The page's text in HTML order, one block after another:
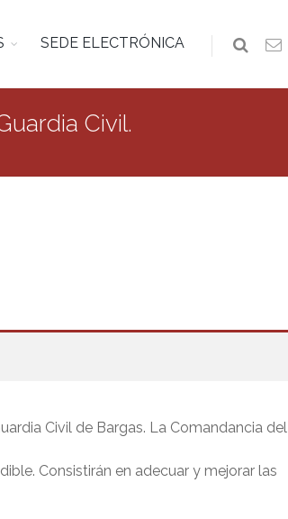
SEDE ELECTRÓNICA
Civil.
Civil de Bargas. La Comandancia del
Consistirán en adecuar y mejorar las